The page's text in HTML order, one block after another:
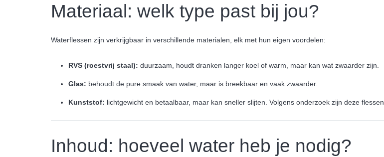
Materiaal: welk type past bij jou?
Waterflessen zijn verkrijgbaar in verschillende materialen, elk met hun eigen voordelen:
RVS (roestvrij staal): duurzaam, houdt dranken langer koel of warm, maar kan wat zwaarder zijn.
Glas: behoudt de pure smaak van water, maar is breekbaar en vaak zwaarder.
Kunststof: lichtgewicht en betaalbaar, maar kan sneller slijten. Volgens onderzoek zijn deze flessen
Inhoud: hoeveel water heb je nodig?